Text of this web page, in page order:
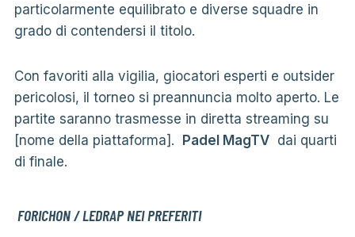
particolarmente equilibrato e diverse squadre in
grado di contendersi il titolo.
Con favoriti alla vigilia, giocatori esperti e outsider
pericolosi, il torneo si preannuncia molto aperto. Le
partite saranno trasmesse in diretta streaming su
[nome della piattaforma]. Padel MagTVdai quarti
di finale.
FORICHON / LEDRAP NEI PREFERITI